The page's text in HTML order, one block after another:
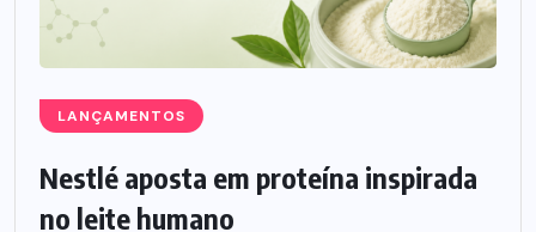
LANÇAMENTOS
Nestlé aposta em proteína inspirada
no leite humano